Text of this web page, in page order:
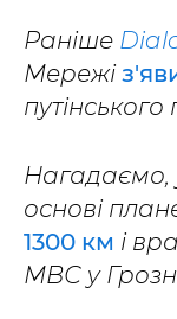
Раніше
Мережі
Нагадаємо,
основі
1300 км і
МВС у